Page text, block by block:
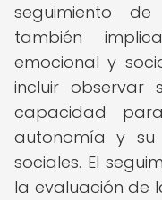
seguimiento
también
emocional y
incluir observar
capacidad
autonomía y su
sociales. El
la evaluación de